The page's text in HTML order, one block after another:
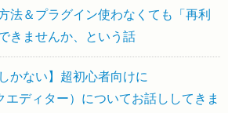
法＆プラグイン使わなくても「再利
きませんか、という話
かない】超初心者向けに
エディター）についてお話ししてきま